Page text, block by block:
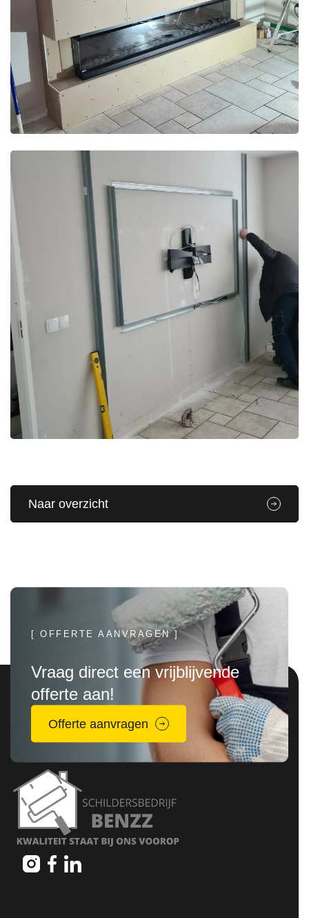
Naar overzicht
[ OFFERTE AANVRAGEN ]
Vraag direct een vrijblijvende
offerte aan!
Offerte aanvragen